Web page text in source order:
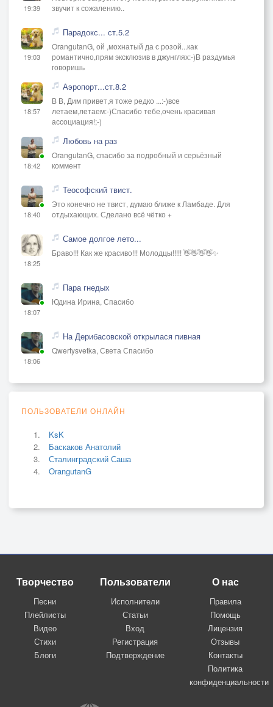
19:39
звучит к сожалению..
19:03
Парадокс... ст.5.2
OrangutanG, ой ,мохнатый да с розой...как
романтично,прям эксклюзив в джунглях:-)В раздумья
говоришь
18:57
Аэропорт...ст.8.2
В В, Дим привет,я тоже редко ...:-)все
летаем,летаем:-)Спасибо тебе,очень красивая
ассоциация!;-)
18:42
Любовь на раз
OrangutanG, спасибо за подробный и серьёзный
коммент
18:40
Теософский твист.
Это конечно не твист, думаю ближе к Ламбаде. Для
отдыхающих. Сделано всё чётко +
18:25
Самое долгое лето...
Браво!!! Как же красиво!!! Молодцы!!!!! 👋👋👋👋✨
18:07
Пара гнедых
Юдина Ирина, Спасибо
18:06
На Дерибасовской открылася пивная
Qwertysvetka, Света Спасибо
ПОЛЬЗОВАТЕЛИ ОНЛАЙН
KsK
Баскаков Анатолий
Сталинградский Саша
OrangutanG
Творчество
Песни
Плейлисты
Видео
Стихи
Блоги
Пользователи
Исполнители
Статьи
Вход
Регистрация
Подтверждение
О нас
Правила
Помощь
Лицензия
Отзывы
Контакты
Политика
конфиденциальности